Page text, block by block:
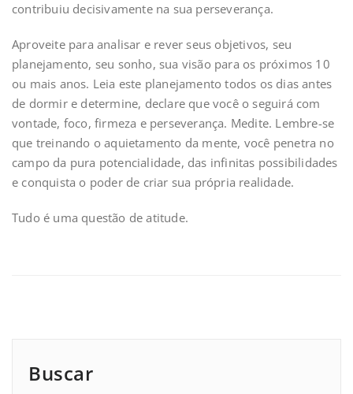
contribuiu decisivamente na sua perseverança.
Aproveite para analisar e rever seus objetivos, seu
planejamento, seu sonho, sua visão para os próximos 10
ou mais anos. Leia este planejamento todos os dias antes
de dormir e determine, declare que você o seguirá com
vontade, foco, firmeza e perseverança. Medite. Lembre-se
que treinando o aquietamento da mente, você penetra no
campo da pura potencialidade, das infinitas possibilidades
e conquista o poder de criar sua própria realidade.
Tudo é uma questão de atitude.
Buscar